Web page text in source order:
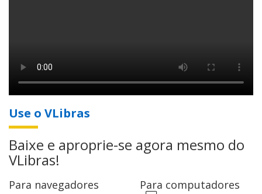
Use o VLibras
Baixe e aproprie-se agora mesmo do
VLibras!
Para navegadores Para computadores